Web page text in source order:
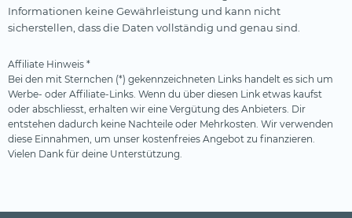
Informationen keine Gewährleistung und kann nicht
sicherstellen, dass die Daten vollständig und genau sind.
Affiliate Hinweis *
Bei den mit Sternchen (*) gekennzeichneten Links handelt es sich um
Werbe- oder Affiliate-Links. Wenn du über diesen Link etwas kaufst
oder abschliesst, erhalten wir eine Vergütung des Anbieters. Dir
entstehen dadurch keine Nachteile oder Mehrkosten. Wir verwenden
diese Einnahmen, um unser kostenfreies Angebot zu finanzieren.
Vielen Dank für deine Unterstützung.